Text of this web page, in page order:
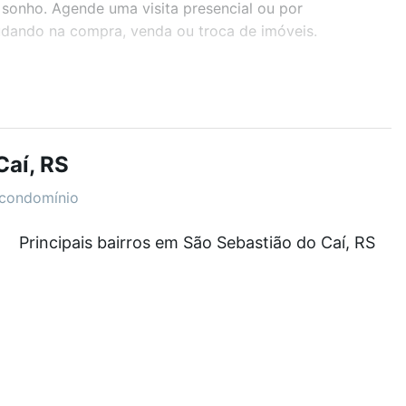
Agende uma visita presencial ou por
na compra, venda ou troca de imóveis.
salão de festas ou área verde e encontrar
R$ 0 e com nossas opções de financiamento
processo de compra, veja em nosso portal quanto
RS
Principais bairros em São Sebastião do Caí, RS